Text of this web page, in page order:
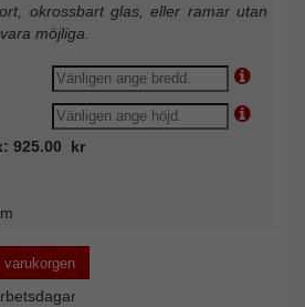
okrossbart glas, eller ramar utan
möjliga.
925.00 kr
varukorgen